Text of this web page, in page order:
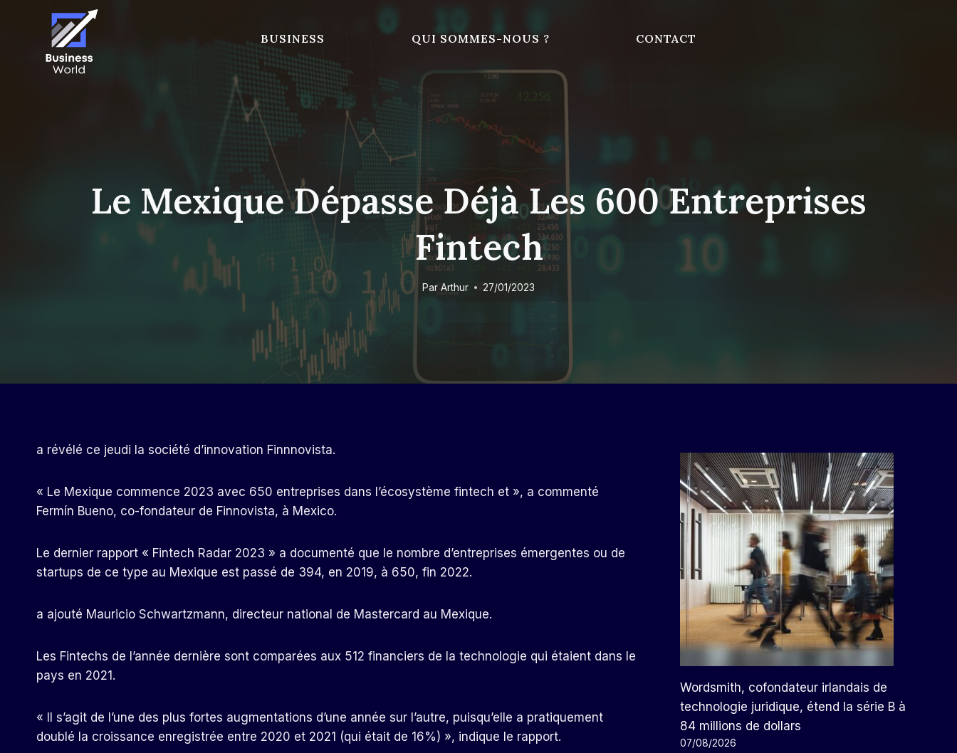
BUSINESS QUI SOMMES-NOUS ? CONTACT
Le Mexique Dépasse Déjà Les 600 Entreprises
Fintech
Par Arthur 27/01/2023
a révélé ce jeudi la société d’innovation Finnnovista.
« Le Mexique commence 2023 avec 650 entreprises dans l’écosystème fintech et », a commenté
Fermín Bueno, co-fondateur de Finnovista, à Mexico.
Le dernier rapport « Fintech Radar 2023 » a documenté que le nombre d’entreprises émergentes ou de
startups de ce type au Mexique est passé de 394, en 2019, à 650, fin 2022.
a ajouté Mauricio Schwartzmann, directeur national de Mastercard au Mexique.
Les Fintechs de l’année dernière sont comparées aux 512 financiers de la technologie qui étaient dans le
pays en 2021.
« Il s’agit de l’une des plus fortes augmentations d’une année sur l’autre, puisqu’elle a pratiquement
doublé la croissance enregistrée entre 2020 et 2021 (qui était de 16%) », indique le rapport.
Wordsmith, cofondateur irlandais de
technologie juridique, étend la série B à
84 millions de dollars
07/08/2026